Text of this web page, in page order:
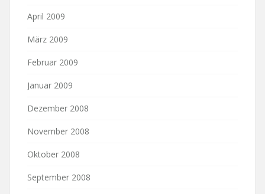
April 2009
März 2009
Februar 2009
Januar 2009
Dezember 2008
November 2008
Oktober 2008
September 2008